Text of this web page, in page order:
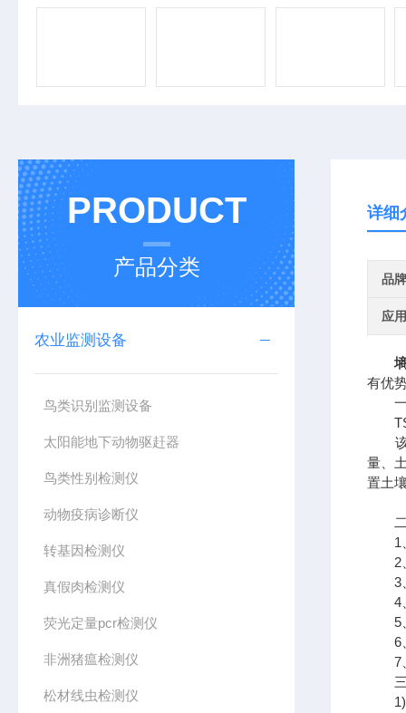
PRODUCT
产品分类
农业监测设备
鸟类识别监测设备
太阳能地下动物驱赶器
鸟类性别检测仪
动物疫病诊断仪
转基因检测仪
真假肉检测仪
荧光定量pcr检测仪
非洲猪瘟检测仪
松材线虫检测仪
详细
品牌
应
有优
一
该设
量、
置土
二
1、
2、
3、
4、
5、
6、
7、
三
1)土